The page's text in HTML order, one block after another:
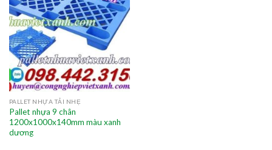
PALLET NHỰA TẢI NHẸ
Pallet nhựa 9 chân
1200x1000x140mm màu xanh
dương